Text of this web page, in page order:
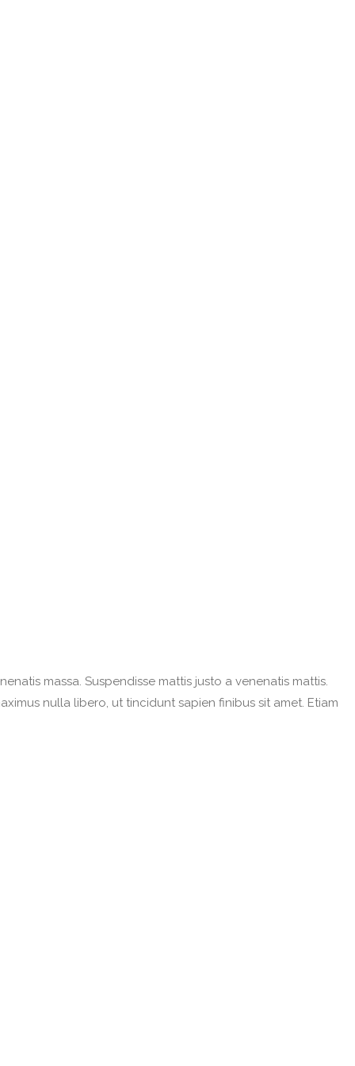
massa. Suspendisse mattis justo a venenatis mattis.
nulla libero, ut tincidunt sapien finibus sit amet. Etiam